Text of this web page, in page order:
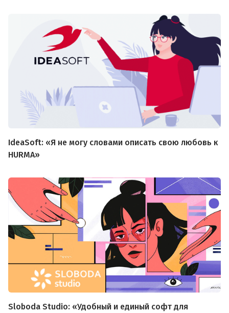
IdeaSoft: «Я не могу словами описать свою любовь к
HURMA»
Sloboda Studio: «Удобный и единый софт для